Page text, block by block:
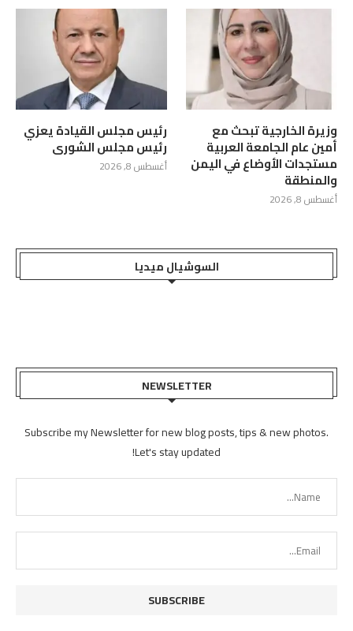
وزيرة الخارجية تبحث مع
أمين عام الجامعة العربية
مستجدات الأوضاع في اليمن
والمنطقة
أغسطس 8, 2026
رئيس مجلس القيادة يعزي
رئيس مجلس الشورى
أغسطس 8, 2026
السوشيال ميديا
NEWSLETTER
Subscribe my Newsletter for new blog posts, tips & new photos.
Let's stay updated!